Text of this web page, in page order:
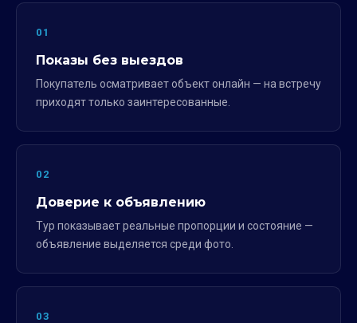
01
Показы без выездов
Покупатель осматривает объект онлайн — на встречу
приходят только заинтересованные.
02
Доверие к объявлению
Тур показывает реальные пропорции и состояние —
объявление выделяется среди фото.
03